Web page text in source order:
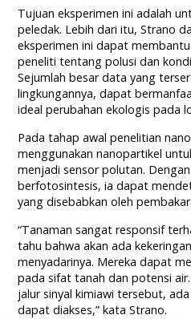
Tujuan eksperimen ini adalah
peledak. Lebih dari itu, Strano
eksperimen ini dapat
peneliti tentang polusi dan
Sejumlah besar data yang
lingkungannya, dapat
ideal perubahan ekologis pada
Pada tahap awal penelitian
menggunakan nanopartikel
menjadi sensor polutan.
berfotosintesis, ia dapat
yang disebabkan oleh
“Tanaman sangat responsif
tahu bahwa akan ada
menyadarinya. Mereka dapat
pada sifat tanah dan potensi
jalur sinyal kimiawi tersebut,
dapat diakses,” kata Strano.